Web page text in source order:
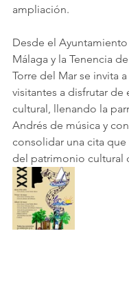
ampliación.
Desde el Ayuntamiento
Málaga y la Tenencia
Torre del Mar se invita
visitantes a disfrutar de
cultural, llenando la
Andrés de música y
consolidar una cita que
del patrimonio cultural